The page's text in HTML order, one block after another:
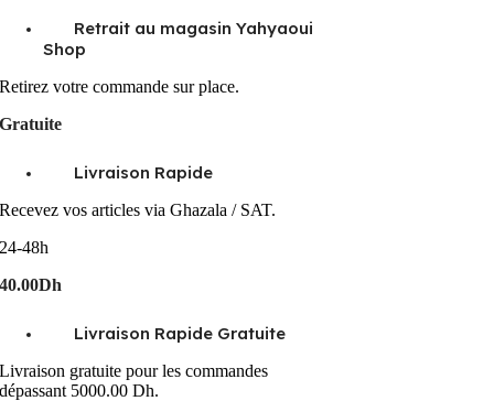
Retrait au magasin Yahyaoui
Shop
Retirez votre commande sur place.
Gratuite
Livraison Rapide
Recevez vos articles via Ghazala / SAT.
24-48h
40.00Dh
Livraison Rapide Gratuite
Livraison gratuite pour les commandes
dépassant 5000.00 Dh.